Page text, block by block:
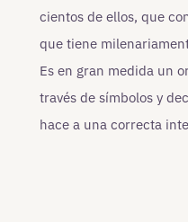
cientos de ellos, que
que tiene
Es en gran medida un
través de símbolos y
hace a una correcta